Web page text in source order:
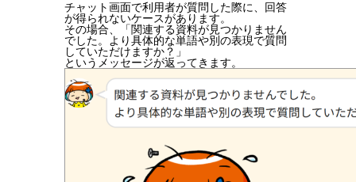
チャット画面で利用者が質問した際に、回答
が得られないケースがあります。
その場合、
「関連する資料が見つかりません
でした。より具体的な単語や別の表現で質問
していただけますか？」
というメッセージが返ってきます。